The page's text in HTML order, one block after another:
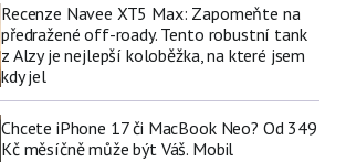
Recenze Navee XT5 Max: Zapomeňte na
předražené off-roady. Tento robustní tank
z Alzy je nejlepší koloběžka, na které jsem
kdy jel
Chcete iPhone 17 či MacBook Neo? Od 349
Kč měsíčně může být Váš. Mobil